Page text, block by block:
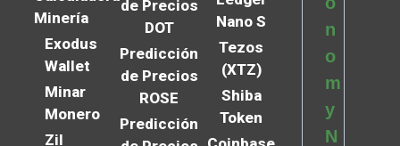
Minería
Exodus
Wallet
Minar
Monero
Zil
de Precios
DOT
Predicción
de Precios
ROSE
Predicción
Nano S
Tezos
(XTZ)
Shiba
Token
n
o
m
y
N